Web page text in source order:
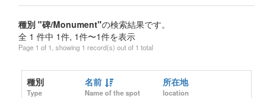
種別 "碑/Monument"の検索結果です。
全 1 件中 1件, 1件〜1件を表示
Page 1 of 1, showing 1 record(s) out of 1 total
種別
Type
名前
Name of the spot
所在地
location